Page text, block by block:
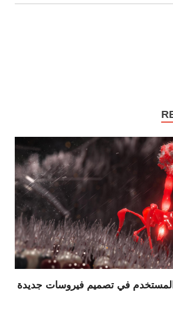
المستخدم في تصميم فيروسات جديدة